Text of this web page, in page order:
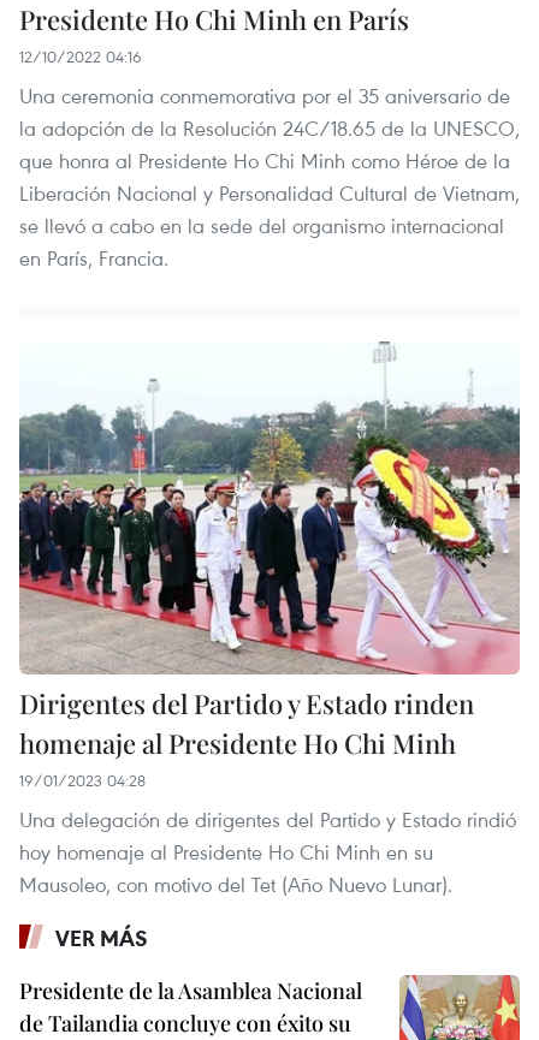
Presidente Ho Chi Minh en París
12/10/2022 04:16
Una ceremonia conmemorativa por el 35 aniversario de
la adopción de la Resolución 24C/18.65 de la UNESCO,
que honra al Presidente Ho Chi Minh como Héroe de la
Liberación Nacional y Personalidad Cultural de Vietnam,
se llevó a cabo en la sede del organismo internacional
en París, Francia.
Dirigentes del Partido y Estado rinden
homenaje al Presidente Ho Chi Minh
19/01/2023 04:28
Una delegación de dirigentes del Partido y Estado rindió
hoy homenaje al Presidente Ho Chi Minh en su
Mausoleo, con motivo del Tet (Año Nuevo Lunar).
VER MÁS
Presidente de la Asamblea Nacional
de Tailandia concluye con éxito su